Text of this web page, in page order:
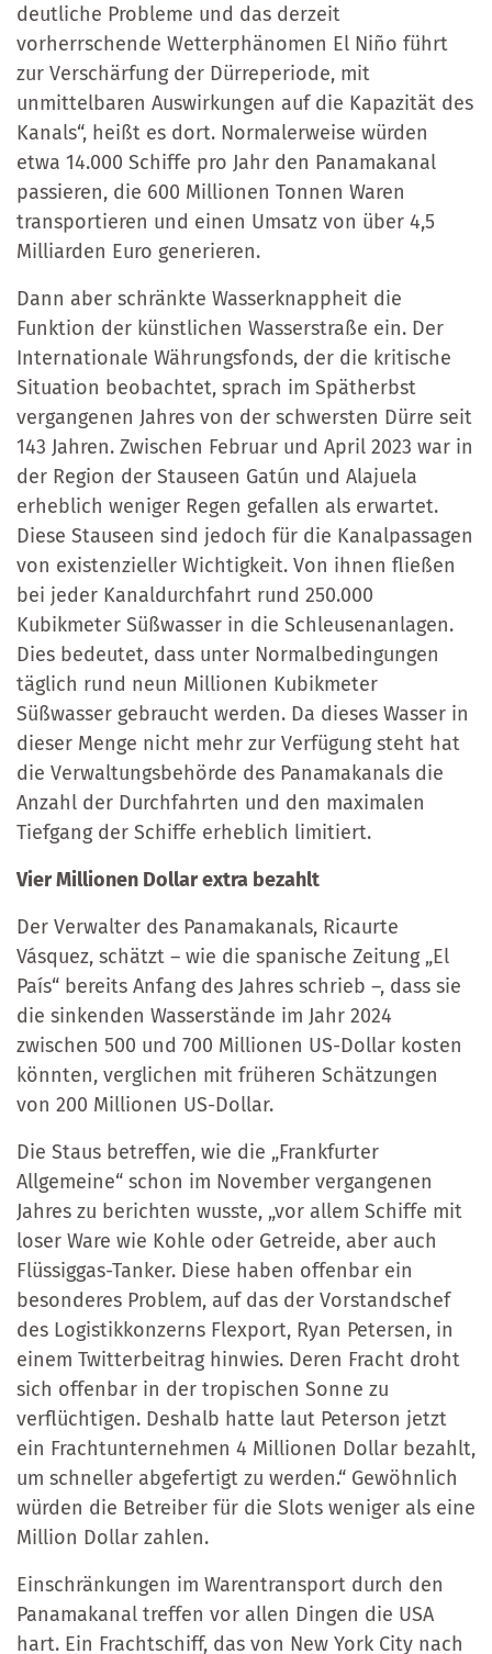
deutliche Probleme und das derzeit
vorherrschende Wetterphänomen El Niño führt
zur Verschärfung der Dürreperiode, mit
unmittelbaren Auswirkungen auf die Kapazität des
Kanals“, heißt es dort. Normalerweise würden
etwa 14.000 Schiffe pro Jahr den Panamakanal
passieren, die 600 Millionen Tonnen Waren
transportieren und einen Umsatz von über 4,5
Milliarden Euro generieren.
Dann aber schränkte Wasserknappheit die
Funktion der künstlichen Wasserstraße ein. Der
Internationale Währungsfonds, der die kritische
Situation beobachtet, sprach im Spätherbst
vergangenen Jahres von der schwersten Dürre seit
143 Jahren. Zwischen Februar und April 2023 war in
der Region der Stauseen Gatún und Alajuela
erheblich weniger Regen gefallen als erwartet.
Diese Stauseen sind jedoch für die Kanalpassagen
von existenzieller Wichtigkeit. Von ihnen fließen
bei jeder Kanaldurchfahrt rund 250.000
Kubikmeter Süßwasser in die Schleusenanlagen.
Dies bedeutet, dass unter Normalbedingungen
täglich rund neun Millionen Kubikmeter
Süßwasser gebraucht werden. Da dieses Wasser in
dieser Menge nicht mehr zur Verfügung steht hat
die Verwaltungsbehörde des Panamakanals die
Anzahl der Durchfahrten und den maximalen
Tiefgang der Schiffe erheblich limitiert.
Vier Millionen Dollar extra bezahlt
Der Verwalter des Panamakanals, Ricaurte
Vásquez, schätzt – wie die spanische Zeitung „El
País“ bereits Anfang des Jahres schrieb –, dass sie
die sinkenden Wasserstände im Jahr 2024
zwischen 500 und 700 Millionen US-Dollar kosten
könnten, verglichen mit früheren Schätzungen
von 200 Millionen US-Dollar.
Die Staus betreffen, wie die „Frankfurter
Allgemeine“ schon im November vergangenen
Jahres zu berichten wusste, „vor allem Schiffe mit
loser Ware wie Kohle oder Getreide, aber auch
Flüssiggas-Tanker. Diese haben offenbar ein
besonderes Problem, auf das der Vorstandschef
des Logistikkonzerns Flexport, Ryan Petersen, in
einem Twitterbeitrag hinwies. Deren Fracht droht
sich offenbar in der tropischen Sonne zu
verflüchtigen. Deshalb hatte laut Peterson jetzt
ein Frachtunternehmen 4 Millionen Dollar bezahlt,
um schneller abgefertigt zu werden.“ Gewöhnlich
würden die Betreiber für die Slots weniger als eine
Million Dollar zahlen.
Einschränkungen im Warentransport durch den
Panamakanal treffen vor allen Dingen die USA
hart. Ein Frachtschiff, das von New York City nach